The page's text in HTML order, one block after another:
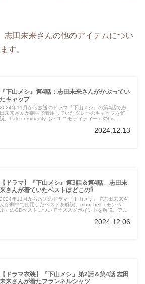
田未来さんの他のアイテムについ
す。
『下山メシ』第4話：志田未来さんがかぶってい
たキャップ
2024年11月から放送のドラマ『下山メシ』の第4話で志
田未来さんが劇中で着用していたグレーのキャップを解
説。halo commodity（ハロ コモディティー）のList
2024.12.13
【ドラマ】『下山メシ』第3話＆第4話。志田未
来さんが着ていたベストはどこの⁉︎
2024年11月から放送のドラマ『下山メシ』で志田未来さ
んが劇中で使用したベストを解説。mont-bell（モンベ
ル）のODベストについてオススメポイントを解説。アウ
2024.12.06
【ドラマ衣装】『下山メシ』第2話＆第4話 志田
未来さんが着たフランネルシャツ